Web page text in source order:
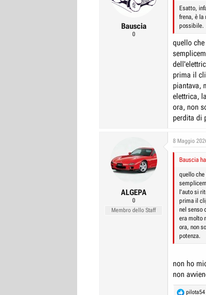
Bauscia
0
Esatto,
frena, è la
possibile.
quello
prima il
piantava,
elettrica,
ora, non
perdita di
ALGEPA
0
Membro dello Staff
8 Maggio
Bauscia
quello
l'auto si
prima il
nel senso
era molto
ora, non
potenza.
non ho
non
R
pilota54